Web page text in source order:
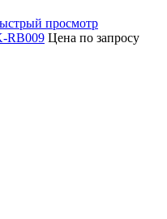
просмотр
RB009 Цена по запросу